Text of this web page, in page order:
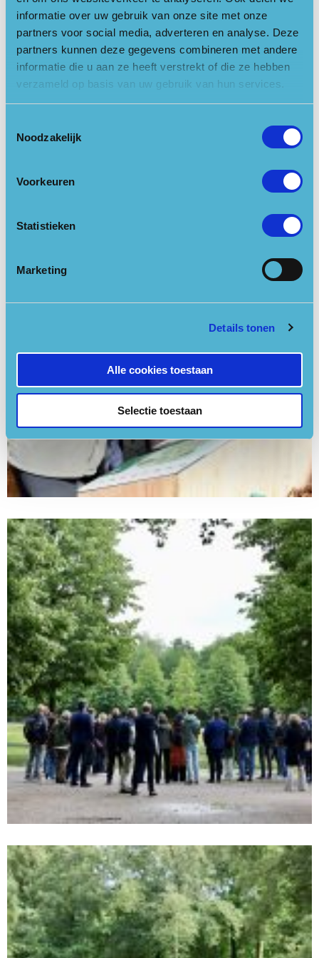
informatie over uw gebruik van onze site met onze
partners voor social media, adverteren en analyse. Deze
partners kunnen deze gegevens combineren met andere
informatie die u aan ze heeft verstrekt of die ze hebben
verzameld op basis van uw gebruik van hun services.
Noodzakelijk
Voorkeuren
Statistieken
Marketing
Details tonen
Alle cookies toestaan
Selectie toestaan